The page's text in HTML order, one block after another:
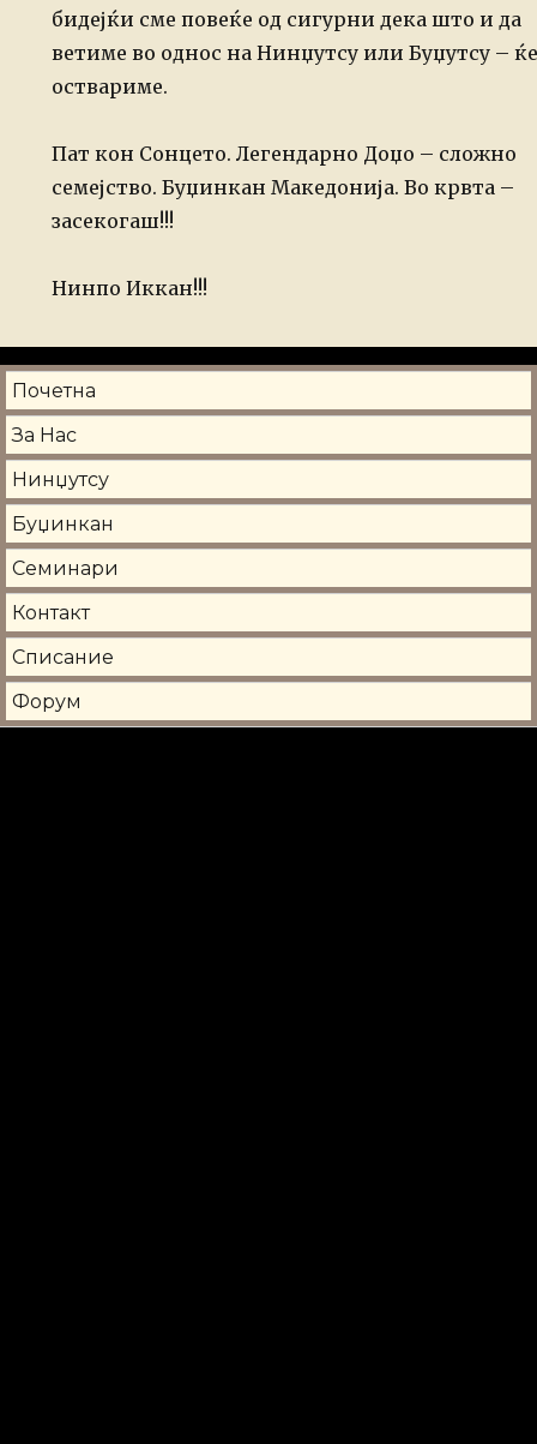
бидејќи сме повеќе од сигурни дека што и да
ветиме во однос на Нинџутсу или Буџутсу – ќе
оствариме.
Пат кон Сонцето. Легендарно Доџо – сложно
семејство. Буџинкан Македонија. Во крвта –
засекогаш!!!
Нинпо Иккан!!!
Почетна
За Нас
Нинџутсу
Буџинкан
Семинари
Контакт
Списание
Форум